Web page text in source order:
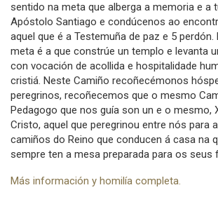
sentido na meta que alberga a memoria e a
Apóstolo Santiago e condúcenos ao
aquel que é a Testemuña de paz e 5 perdón.
meta é a que constrúe un templo e levanta
con vocación de acollida e hospitalidade
cristiá. Neste Camiño recoñecémonos
peregrinos, recoñecemos que o mesmo
Pedagogo que nos guía son un e o mesmo,
Cristo, aquel que peregrinou entre nós para
camiños do Reino que conducen á casa na
sempre ten a mesa preparada para os seus
Más información y homilía completa.